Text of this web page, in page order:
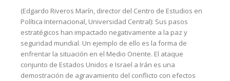
(Edgardo Riveros Marín, director del Centro de Estudios en
Política Internacional, Universidad Central): Sus pasos
estratégicos han impactado negativamente a la paz y
seguridad mundial. Un ejemplo de ello es la forma de
enfrentar la situación en el Medio Oriente. El ataque
conjunto de Estados Unidos e Israel a Irán es una
demostración de agravamiento del conflicto con efectos